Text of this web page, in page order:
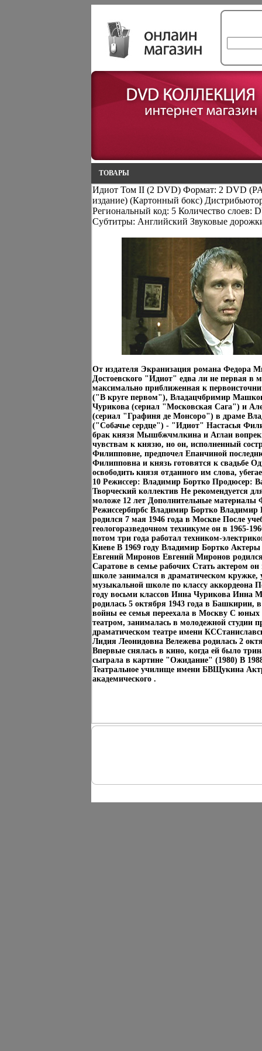
ТОВАРЫ
Идиот Том II (2 DVD) Формат: 2 DVD
издание) (Картонный бокс)
Региональный код: 5 Количество слоев:
Субтитры: Английский Звуковые
От издателя Экранизация романа Федора
Достоевского "Идиот" едва ли не первая в
максимально приближенная к
("В круге первом"), Владацчбримир
Чурикова (сериал "Московская Сага") и
(сериал "Графиня де Монсоро") в драме
("Собачье сердце") - "Идиот" Настасья
брак князя Мышбжчмлкина и Аглаи
чувствам к князю, но он, исполненный
Филипповне, предпочел Епанчиной
Филипповна и князь готовятся к свадьбе
освободить князя отданного им слова,
10 Режиссер: Владимир Бортко Продюсер:
Творческий коллектив Не рекомендуется
моложе 12 лет Дополнительные
Режиссербпрбс Владимир Бортко
родился 7 мая 1946 года в Москве После
геологоразведочном техникуме он в 1965-
потом три года работал техником-
Киеве В 1969 году Владимир Бортко Актеры
Евгений Миронов Евгений Миронов
Саратове в семье рабочих Стать актером он
школе занимался в драматическом кружке,
музыкальной школе по классу аккордеона
году восьми классов Инна Чурикова Инна
родилась 5 октября 1943 года в Башкирии,
войны ее семья переехала в Москву С юных
театром, занималась в молодежной студии
драматическом театре имени
Лидия Леонидовна Вележева родилась 2
Впервые снялась в кино, когда ей было
сыграла в картине "Ожидание" (1980) В
Театральное училище имени БВЩукина
академического .